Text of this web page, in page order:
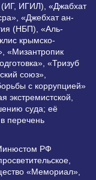
(ИГ, ИГИЛ), «Джабхат
«Джебхат ан-
(НБП), «Аль-
крымско-
«Мизантропик
«Тризуб
союз»,
с коррупцией»
экстремистской,
суда; её
перечень
РФ
«Мемориал»,